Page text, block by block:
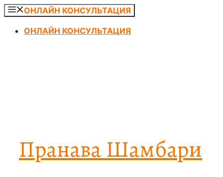
Перейти
содержимому
ОНЛАЙН КОНСУЛЬТАЦИЯ
ОНЛАЙН КОНСУЛЬТАЦИЯ
Пранава Шамбари